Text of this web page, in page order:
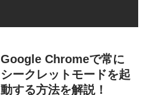
Google Chromeで常に
シークレットモードを起
動する方法を解説！